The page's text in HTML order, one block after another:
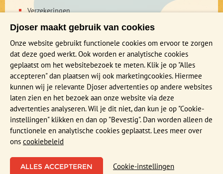
Verzekeringen
Reis en boek met Djoser zekerheid
Privacy verklaring
MEER WETEN?
Brochure aanvragen
Presentaties en Infodagen
Aanmelden nieuwsbrief
Djoser maakt gebruik van cookies
Onze website gebruikt functionele cookies om ervoor te zorgen
dat deze goed werkt. Ook worden er analytische cookies
geplaatst om het websitebezoek te meten. Klik je op "Alles
accepteren" dan plaatsen wij ook marketingcookies. Hiermee
kunnen wij je relevante Djoser advertenties op andere websites
laten zien en het bezoek aan onze website via deze
advertenties analyseren. Wil je dit niet, dan kun je op "Cookie-
instellingen" klikken en dan op "Bevestig". Dan worden alleen de
functionele en analytische cookies geplaatst. Lees meer over
ons cookiebeleid
Cookie-instellingen